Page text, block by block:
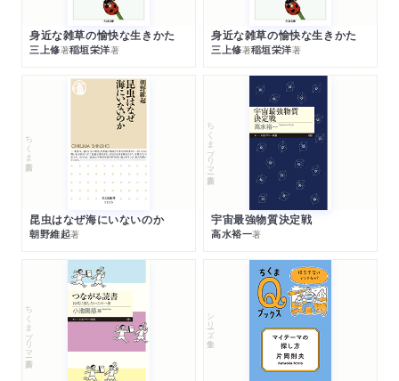
身近な雑草の愉快な生きかた
三上修著稲垣栄洋著
身近な雑草の愉快な生きかた
三上修著稲垣栄洋著
ちくま新書
昆虫はなぜ海にいないのか
朝野維起著
ちくまプリマー新書
宇宙最強物質決定戦
高水裕一著
ちくまプリマー新書 シリーズ・全集